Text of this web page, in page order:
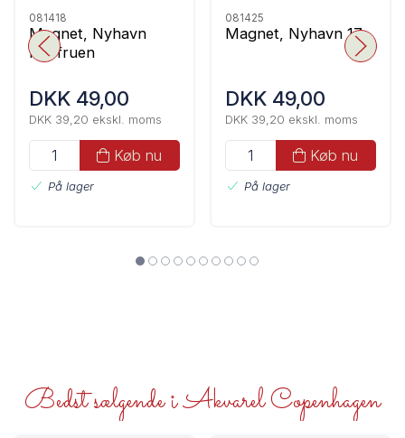
081418
Magnet, Nyhavn
Havfruen
DKK 49,00
DKK 39,20 ekskl. moms
Køb nu
På lager
081425
Magnet, Nyhavn 17
DKK 49,00
DKK 39,20 ekskl. moms
Køb nu
På lager
Bedst sælgende i Akvarel Copenhagen